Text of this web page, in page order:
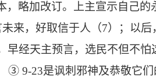
，略加改订。上主宣示自己的
来，好取信于人（7）；以后
早经天主预言，选民不但不怕
③ 9-23是讽刺邪神及恭敬它们